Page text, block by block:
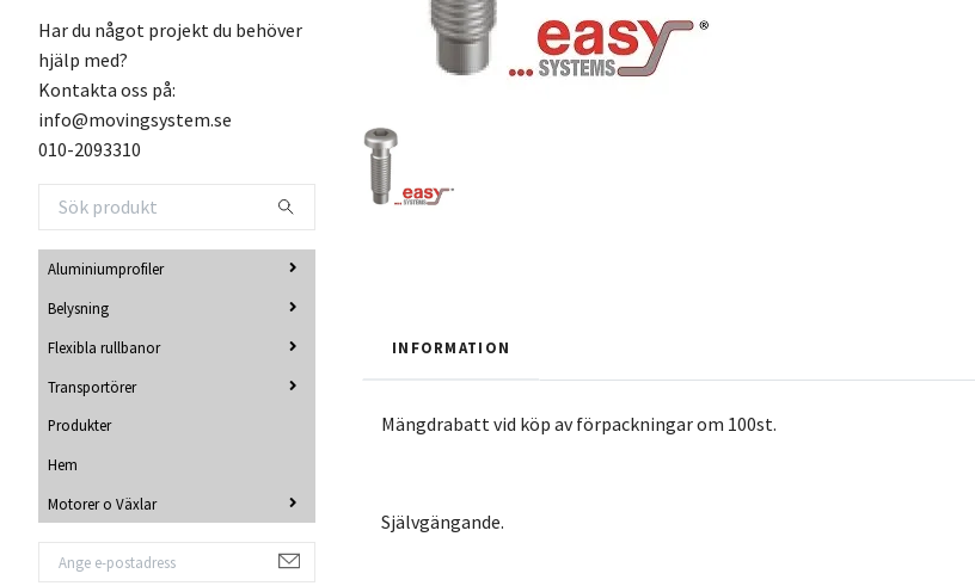
Har du något projekt du behöver
hjälp med?
Kontakta oss på:
info@movingsystem.se
010-2093310
Aluminiumprofiler
Belysning
Flexibla rullbanor
Transportörer
Produkter
Hem
Motorer o Växlar
INFORMATION
Mängdrabatt vid köp av förpackningar om 100st.
Självgängande.